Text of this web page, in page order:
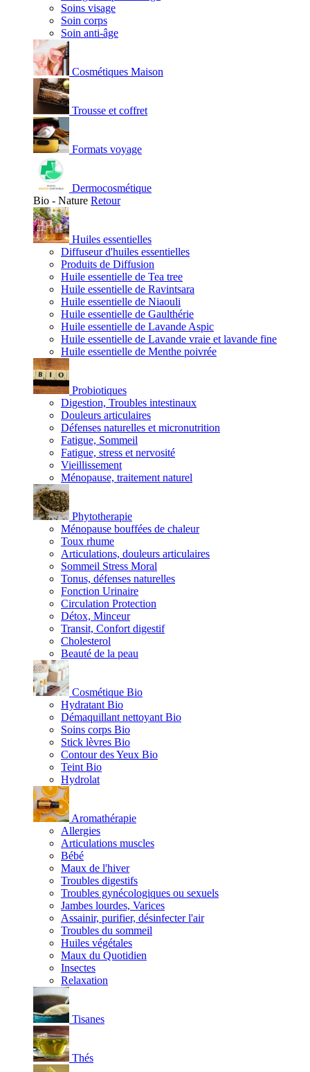
Soins visage
Soin corps
Soin anti-âge
Cosmétiques Maison
Trousse et coffret
Formats voyage
Dermocosmétique
Bio - Nature Retour
Huiles essentielles
Diffuseur d'huiles essentielles
Produits de Diffusion
Huile essentielle de Tea tree
Huile essentielle de Ravintsara
Huile essentielle de Niaouli
Huile essentielle de Gaulthérie
Huile essentielle de Lavande Aspic
Huile essentielle de Lavande vraie et lavande fine
Huile essentielle de Menthe poivrée
Probiotiques
Digestion, Troubles intestinaux
Douleurs articulaires
Défenses naturelles et micronutrition
Fatigue, Sommeil
Fatigue, stress et nervosité
Vieillissement
Ménopause, traitement naturel
Phytotherapie
Ménopause bouffées de chaleur
Toux rhume
Articulations, douleurs articulaires
Sommeil Stress Moral
Tonus, défenses naturelles
Fonction Urinaire
Circulation Protection
Détox, Minceur
Transit, Confort digestif
Cholesterol
Beauté de la peau
Cosmétique Bio
Hydratant Bio
Démaquillant nettoyant Bio
Soins corps Bio
Stick lèvres Bio
Contour des Yeux Bio
Teint Bio
Hydrolat
Aromathérapie
Allergies
Articulations muscles
Bébé
Maux de l'hiver
Troubles digestifs
Troubles gynécologiques ou sexuels
Jambes lourdes, Varices
Assainir, purifier, désinfecter l'air
Troubles du sommeil
Huiles végétales
Maux du Quotidien
Insectes
Relaxation
Tisanes
Thés